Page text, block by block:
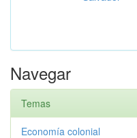
Navegar
Temas
Economía colonial